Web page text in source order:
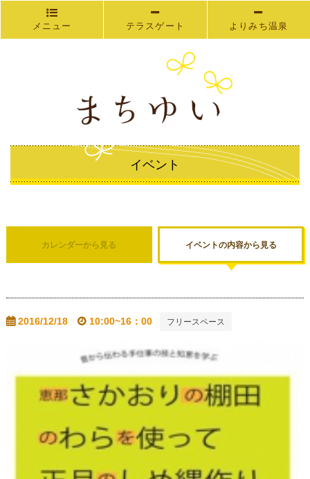
メニュー テラスゲート よりみち温泉
イベント
カレンダーから見る イベントの内容から見る
2016/12/18 10:00~16：00 フリースペース